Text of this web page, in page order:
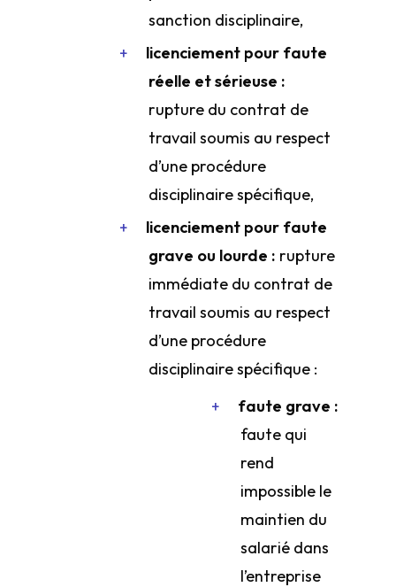
sanction disciplinaire,
licenciement pour faute
réelle et sérieuse :
rupture du contrat de
travail soumis au respect
d’une procédure
disciplinaire spécifique,
licenciement pour faute
grave ou lourde : rupture
immédiate du contrat de
travail soumis au respect
d’une procédure
disciplinaire spécifique :
faute grave :
faute qui
rend
impossible le
maintien du
salarié dans
l’entreprise